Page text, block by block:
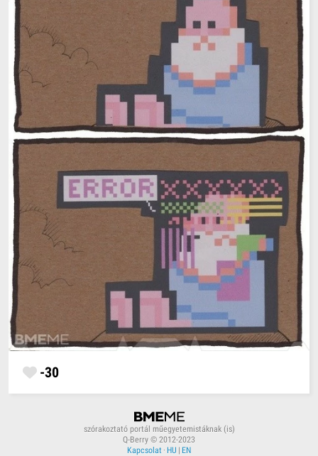
-30
szórakoztató portál műegyetemistáknak (is)
Q-Berry © 2012-2023
Kapcsolat · HU | EN